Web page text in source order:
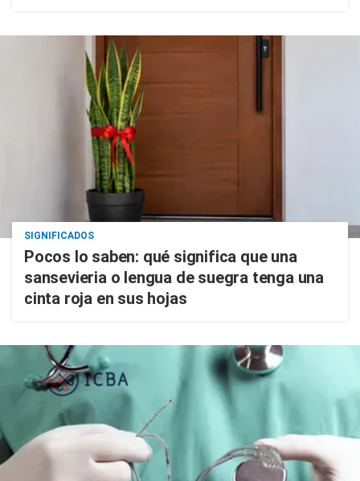
SIGNIFICADOS
Pocos lo saben: qué significa que una
sansevieria o lengua de suegra tenga una
cinta roja en sus hojas